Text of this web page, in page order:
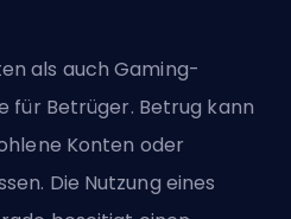
als auch Gaming-
für Betrüger. Betrug kann
Konten oder
Die Nutzung eines